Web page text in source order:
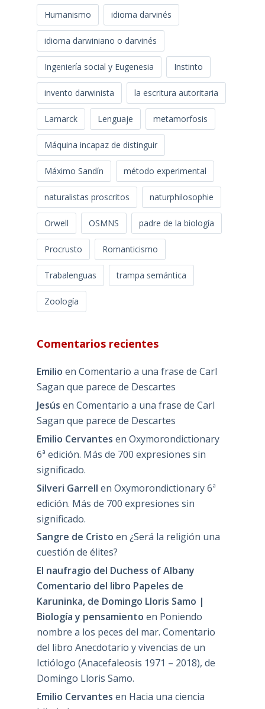
Falacias y perogrulladas de Charles Darwin
fantasma semántico Flatus vocis
Flourens Función social del científico
Fundamentalismo científico
Fundamentalismo darwinista
Geoffroy Saint Hilaire Goethe
Humanismo idioma darvinés
idioma darwiniano o darvinés
Ingeniería social y Eugenesia Instinto
invento darwinista la escritura autoritaria
Lamarck Lenguaje metamorfosis
Máquina incapaz de distinguir
naturalistas proscritos naturphilosophie
Orwell OSMNS padre de la biología
Trabalenguas trampa semántica
Zoología
Comentarios recientes
EmilioenComentario a una frase de Carl
Sagan que parece de Descartes
Jesúsen Comentario a una frase de Carl
Sagan que parece de Descartes
Emilio CervantesenOxymorondictionary
6ª edición. Más de 700 expresiones sin
significado.
Silveri Garrell enOxymorondictionary 6ª
edición. Más de 700 expresiones sin
significado.
Sangre de Cristoen¿Será la religión una
cuestión de élites?